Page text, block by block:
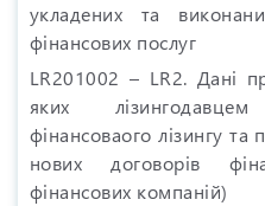
укладених та
фінансових послуг
LR201002 – LR2. Дані
яких
фінансоваого лізингу
нових договорів
фінансових компаній)